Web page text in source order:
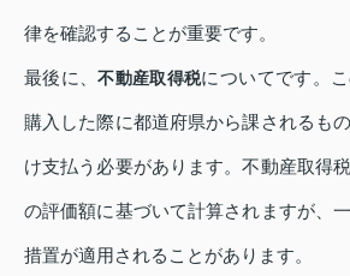
律を確認することが重要です。
最後に、不動産取得税についてです。
購入した際に都道府県から課されるも
け支払う必要があります。不動産取得
の評価額に基づいて計算されますが、
措置が適用されることがあります。